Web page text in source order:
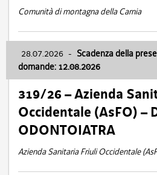
Comunità di montagna della Carnia
28.07.2026 - Scadenza della
domande: 12.08.2026
319/26 – Azienda
Occidentale (AsFO) –
ODONTOIATRA
Azienda Sanitaria Friuli Occidentale